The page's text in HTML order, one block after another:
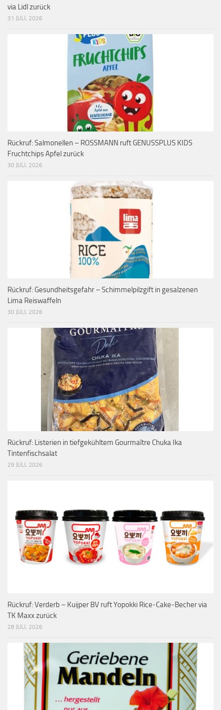
via Lidl zurück
31 JULI, 2026
Rückruf: Salmonellen – ROSSMANN ruft GENUSSPLUS KIDS
Fruchtchips Apfel zurück
30 JULI, 2026
Rückruf: Gesundheitsgefahr – Schimmelpilzgift in gesalzenen
Lima Reiswaffeln
30 JULI, 2026
Rückruf: Listerien in tiefgekühltem Gourmaître Chuka Ika
Tintenfischsalat
29 JULI, 2026
Rückruf: Verderb – Kuijper BV ruft Yopokki Rice-Cake-Becher via
TK Maxx zurück
28 JULI, 2026